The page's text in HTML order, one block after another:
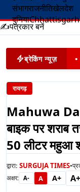
संभागराजनीतिखेलदेश
दुनियाChhattisgarh
✍️पत्रकार बनें
ब्रेकिंग न्यूज़ •
रायगढ़
Mahuwa
बाइक पर शराब
50 लीटर महुआ
द्वारा: SURGUJA TIMES•
अक्षर: A- A A+